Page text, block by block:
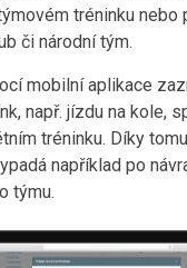
tréninku nebo
či národní tým.
mobilní aplikace
např. jízdu na kole,
tréninku. Díky
například po
týmu.